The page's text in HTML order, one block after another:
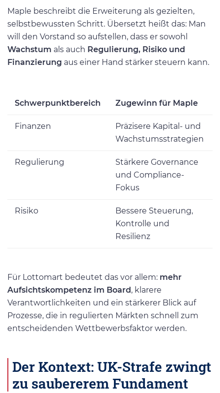
Maple beschreibt die Erweiterung als gezielten,
selbstbewussten Schritt. Übersetzt heißt das: Man
will den Vorstand so aufstellen, dass er sowohl
Wachstum als auch Regulierung, Risiko und
Finanzierung aus einer Hand stärker steuern kann.
Schwerpunktbereich Zugewinn für Maple
Finanzen
Präzisere Kapital- und
Wachstumsstrategien
Regulierung
Stärkere Governance
und Compliance-
Fokus
Risiko
Bessere Steuerung,
Kontrolle und
Resilienz
Für Lottomart bedeutet das vor allem: mehr
Aufsichtskompetenz im Board , klarere
Verantwortlichkeiten und ein stärkerer Blick auf
Prozesse, die in regulierten Märkten schnell zum
entscheidenden Wettbewerbsfaktor werden.
Der Kontext: UK-Strafe zwingt
zu saubererem Fundament